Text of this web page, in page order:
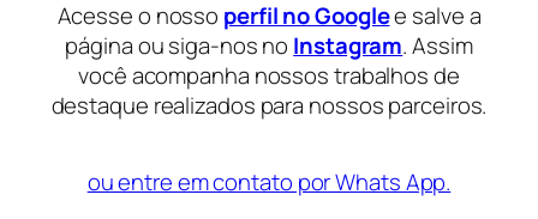
Acesse o nosso perfil no Googlee salve a
página ou siga-nos no Instagram. Assim
você acompanha nossos trabalhos de
destaque realizados para nossos parceiros.
ou entre em contato por Whats App.